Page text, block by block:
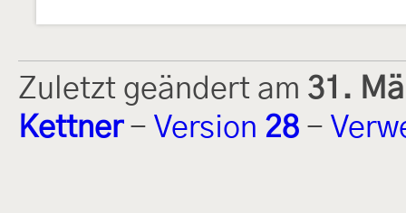
Zuletzt geändert am 31.
Kettner- Version 28 -